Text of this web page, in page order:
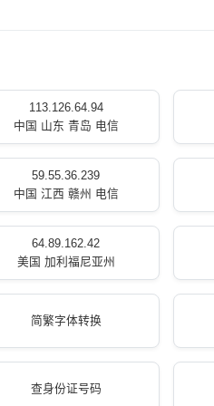
113.126.64.94
中国 山东 青岛 电信
59.55.36.239
中国 江西 赣州 电信
64.89.162.42
美国 加利福尼亚州
简繁字体转换
查身份证号码